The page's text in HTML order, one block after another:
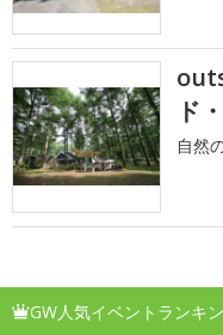
ド
自然
GW人気イベントランキ